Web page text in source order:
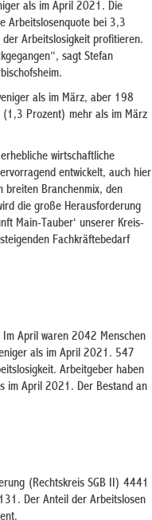
als im April 2021. Die
Arbeitslosenquote bei 3,3
Arbeitslosigkeit profitieren.
sagt Stefan
als im März, aber 198
Prozent) mehr als im März
wirtschaftliche
entwickelt, auch hier
breiten Branchenmix, den
die große Herausforderung
Main-Tauber‘ unserer Kreis-
Fachkräftebedarf
April waren 2042 Menschen
als im April 2021. 547
Arbeitgeber haben
im April 2021. Der Bestand an
(Rechtskreis SGB II) 4441
Der Anteil der Arbeitslosen